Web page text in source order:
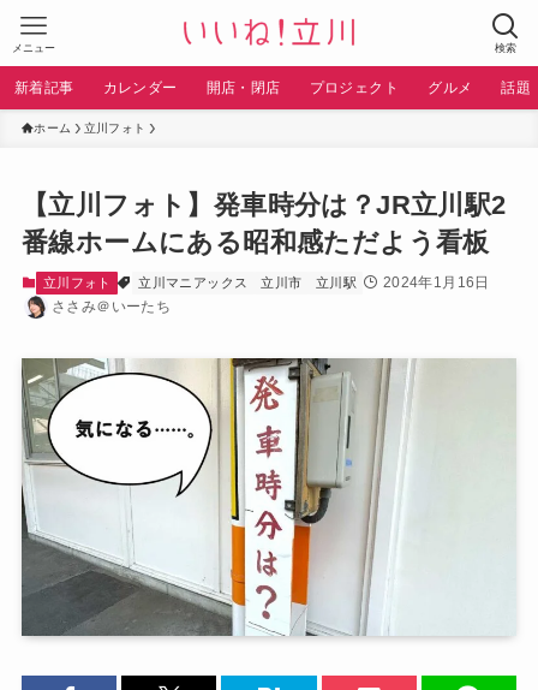
検索
メニュー
新着記事 カレンダー 開店・閉店 プロジェクト グルメ 話題
ホーム 立川フォト
【立川フォト】発車時分は？JR立川駅2
番線ホームにある昭和感ただよう看板
立川フォト 立川マニアックス 立川市 立川駅
2024年1月16日
ささみ＠いーたち